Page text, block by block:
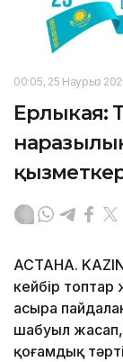
00:05, 25 Наурыз
Ерлыкая:
АСТАНА.
кейбір
асыра
шабуыл жасап,
қоғамдық